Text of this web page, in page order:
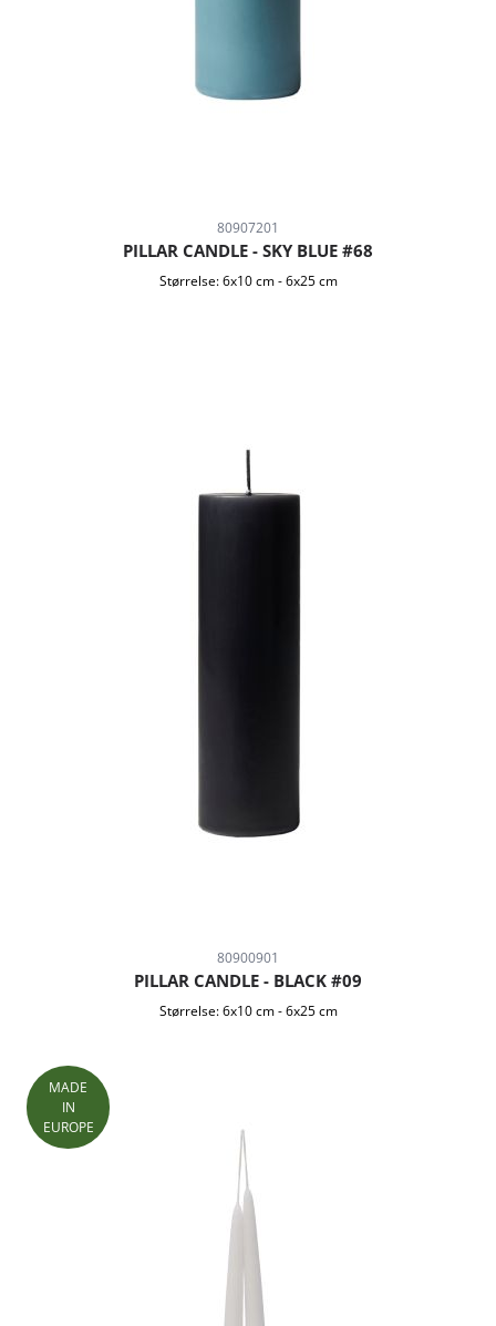
80907201
PILLAR CANDLE - SKY BLUE #68
Størrelse: 6x10 cm -6x25 cm
80900901
PILLAR CANDLE - BLACK #09
Størrelse: 6x10 cm -6x25 cm
MADE
IN
EUROPE